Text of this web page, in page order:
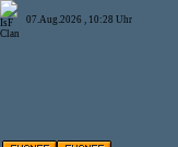
07.Aug.2026 , 10:28 Uhr